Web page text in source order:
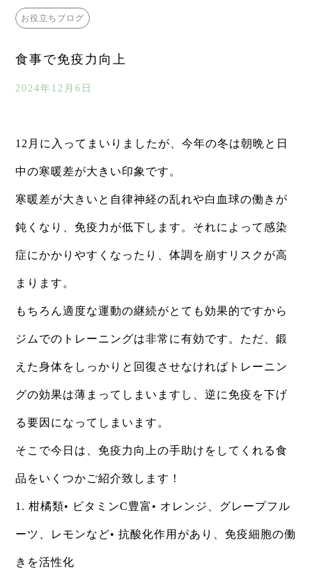
お役立ちブログ
食事で免疫力向上
2024年12月6日
12月に入ってまいりましたが、今年の冬は朝晩と日
中の寒暖差が大きい印象です。
寒暖差が大きいと自律神経の乱れや白血球の働きが
鈍くなり、免疫力が低下します。それによって感染
症にかかりやすくなったり、体調を崩すリスクが高
まります。
もちろん適度な運動の継続がとても効果的ですから
ジムでのトレーニングは非常に有効です。ただ、鍛
えた身体をしっかりと回復させなければトレーニン
グの効果は薄まってしまいますし、逆に免疫を下げ
る要因になってしまいます。
そこで今日は、免疫力向上の手助けをしてくれる食
品をいくつかご紹介致します！
1. 柑橘類• ビタミンC豊富• オレンジ、グレープフル
ーツ、レモンなど• 抗酸化作用があり、免疫細胞の働
きを活性化